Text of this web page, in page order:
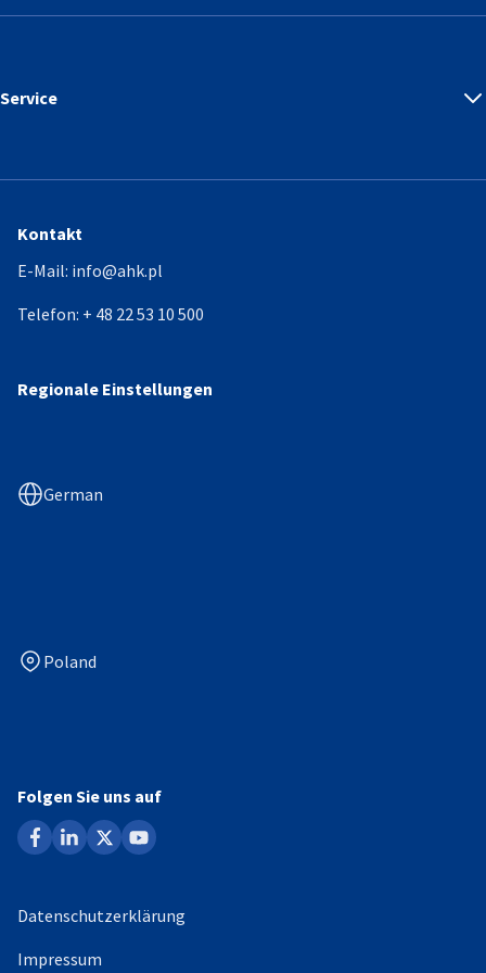
Service
Kontakt
E-Mail: info@ahk.pl
Telefon: + 48 22 53 10 500
Regionale Einstellungen
German
Poland
Folgen Sie uns auf
facebook
linkedin
x youtube
Datenschutzerklärung
Impressum